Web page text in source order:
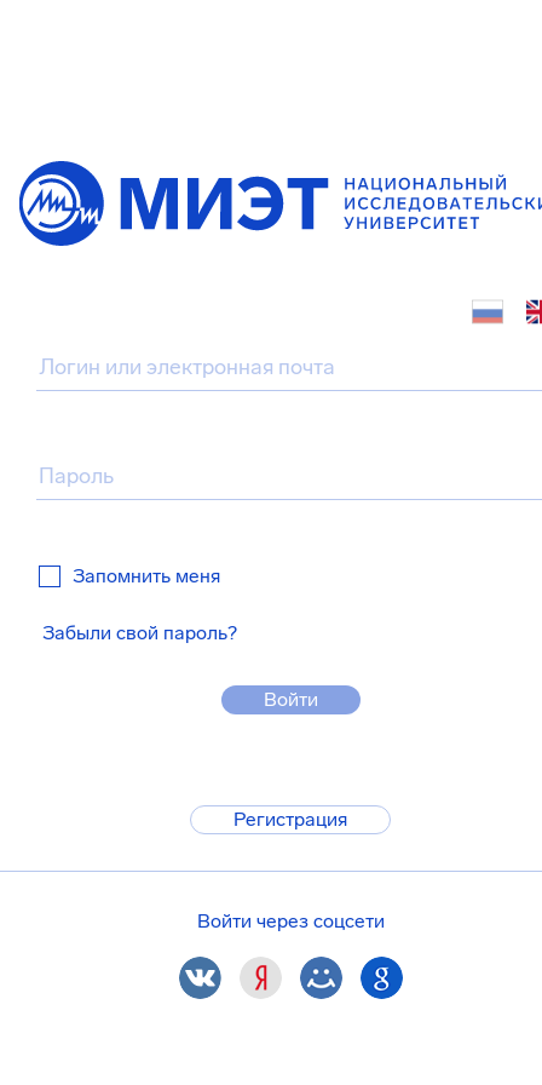
Запомнить меня
Забыли свой пароль?
Войти
Регистрация
Войти через соцсети